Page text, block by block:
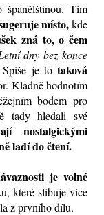
Tím
místo, kde
zná to, o čem
dny bez konce
je to taková
Kladně hodnotím
bodem pro
tady hledali své
nostalgickými
ladí do čtení.
je volné
u, které slibuje více
z prvního dílu.